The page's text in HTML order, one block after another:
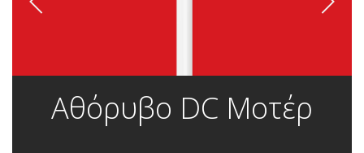
Αθόρυβο DC Μοτέρ